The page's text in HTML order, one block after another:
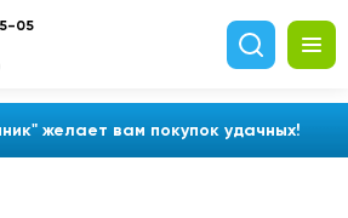
желает вам покупок удачных!
05